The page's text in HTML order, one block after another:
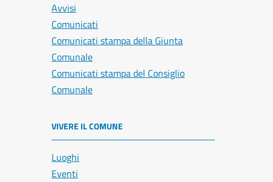
Avvisi
Comunicati
Comunicati stampa della Giunta
Comunale
Comunicati stampa del Consiglio
Comunale
VIVERE IL COMUNE
Luoghi
Eventi